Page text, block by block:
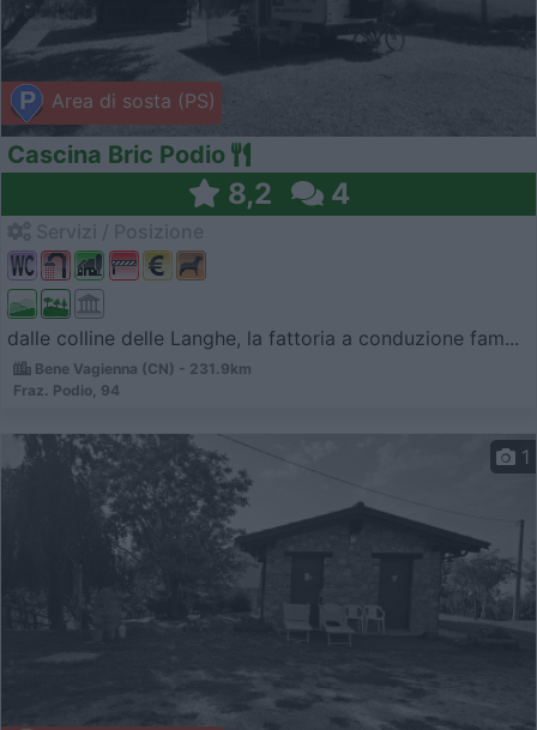
Area di sosta (PS)
Cascina Bric Podio
8,2 4
dalle colline delle Langhe, la fattoria a conduzione fam...
Bene Vagienna (CN) - 231.9km
Fraz. Podio, 94
1